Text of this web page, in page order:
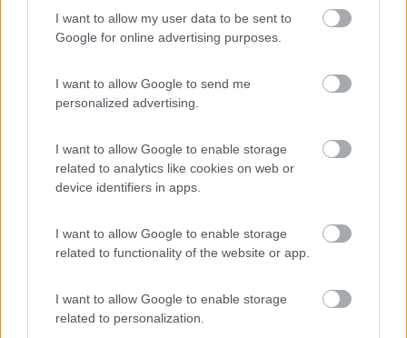
I want to allow my user data to be sent to
Google for online advertising purposes.
I want to allow Google to send me
personalized advertising.
I want to allow Google to enable storage
related to analytics like cookies on web or
device identifiers in apps.
I want to allow Google to enable storage
related to functionality of the website or app.
I want to allow Google to enable storage
related to personalization.
Area di sosta (AA)
Parcheggio camper
Servizi / Posizione
Centrale, vicino al cimitero, area sosta con 2 stalli per...